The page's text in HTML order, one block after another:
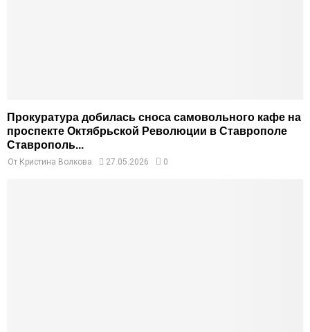
Прокуратура добилась сноса самовольного кафе на
проспекте Октябрьской Революции в Ставрополе
Ставрополь...
От Кристина Волкова 27.05.2026 0